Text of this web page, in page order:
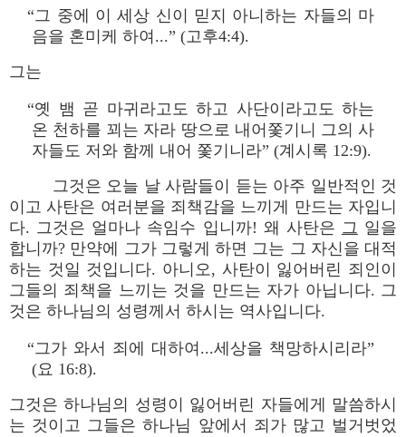
“그 중에 이 세상 신이 믿지 아니하는 자들의 마
음을 혼미케 하여...” (고후4:4).
그는
“옛 뱀 곧 마귀라고도 하고 사단이라고도 하는
온 천하를 꾀는 자라 땅으로 내어쫓기니 그의 사
자들도 저와 함께 내어 쫓기니라” (계시록 12:9).
그것은 오늘 날 사람들이 듣는 아주 일반적인 것
이고 사탄은 여러분을 죄책감을 느끼게 만드는 자입니
다. 그것은 얼마나 속임수 입니까! 왜 사탄은 그 일을
합니까? 만약에 그가 그렇게 하면 그는 그 자신을 대적
하는 것일 것입니다. 아니오, 사탄이 잃어버린 죄인이
그들의 죄책을 느끼는 것을 만드는 자가 아닙니다. 그
것은 하나님의 성령께서 하시는 역사입니다.
“그가 와서 죄에 대하여...세상을 책망하시리라”
(요 16:8).
그것은 하나님의 성령이 잃어버린 자들에게 말씀하시
는 것이고 그들은 하나님 앞에서 죄가 많고 벌거벗었